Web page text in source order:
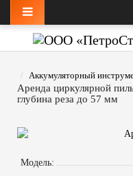
Аккумуляторный
Аренда циркулярной
глубина реза до 57 мм
Модель: